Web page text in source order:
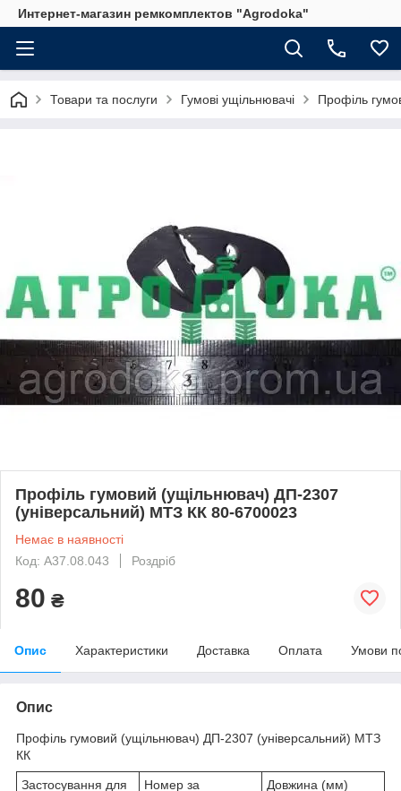
Интернет-магазин ремкомплектов "Agrodoka"
Товари та послуги Гумові ущільнювачі Профіль
Профіль гумовий (ущільнювач) ДП-2307
(універсальний) МТЗ КК 80-6700023
Немає в наявності
Код: А37.08.043
Роздріб
80 ₴
Опис Характеристики Доставка Оплата Умови
Опис
Профіль гумовий (ущільнювач) ДП-2307 (універсальний) МТЗ
КК
Застосування для
Номер за
Довжина (мм)